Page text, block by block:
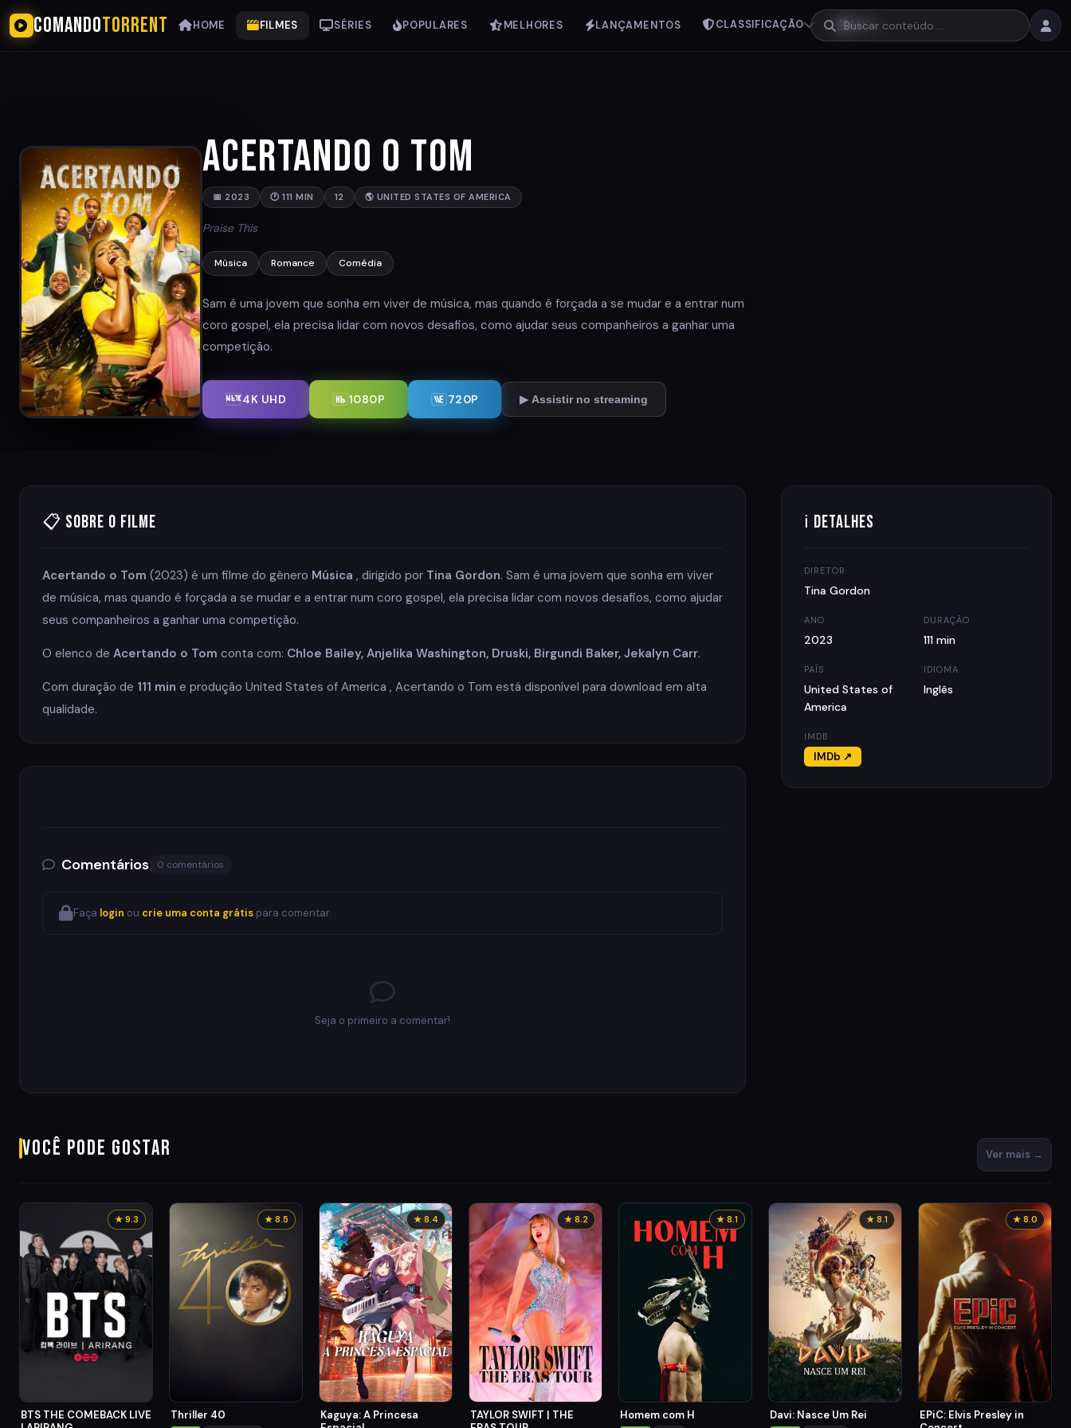
COMANDOTORRENT HOME FILMES SÉRIES POPULARES MELHORES LANÇAMENTOS CLASSIFICAÇÃO ANO
Acertando o Tom
📅 2023 🕐 111 MIN 12 🌎 UNITED STATES OF AMERICA
Praise This
Música Romance Comédia
Sam é uma jovem que sonha em viver de música, mas quando é forçada a se mudar e a entrar num
coro gospel, ela precisa lidar com novos desafios, como ajudar seus companheiros a ganhar uma
competição.
4K UHD 1080P 720P ▶ Assistir no streaming
📋 Sobre o Filme
Acertando o Tom (2023) é um filme do gênero Música , dirigido por Tina Gordon. Sam é uma jovem que sonha em viver
de música, mas quando é forçada a se mudar e a entrar num coro gospel, ela precisa lidar com novos desafios, como ajudar
seus companheiros a ganhar uma competição.
O elenco de Acertando o Tom conta com: Chloe Bailey, Anjelika Washington, Druski, Birgundi Baker, Jekalyn Carr.
Com duração de 111 min e produção United States of America , Acertando o Tom está disponível para download em alta
qualidade.
Comentários 0 comentários
Faça login ou crie uma conta grátis para comentar.
Seja o primeiro a comentar!
ℹ Detalhes
DIRETOR
Tina Gordon
ANO
2023
DURAÇÃO
111 min
PAÍS
United States of
America
IDIOMA
Inglês
IMDB
IMDb ↗
Você pode gostar Ver mais →
★ 9.3
BTS THE COMEBACK LIVE
★ 8.5
Thriller 40
★ 8.4
Kaguya: A Princesa
★ 8.2
TAYLOR SWIFT | THE
★ 8.1
Homem com H
★ 8.1
Davi: Nasce Um Rei
★ 8.0
EPiC: Elvis Presley in